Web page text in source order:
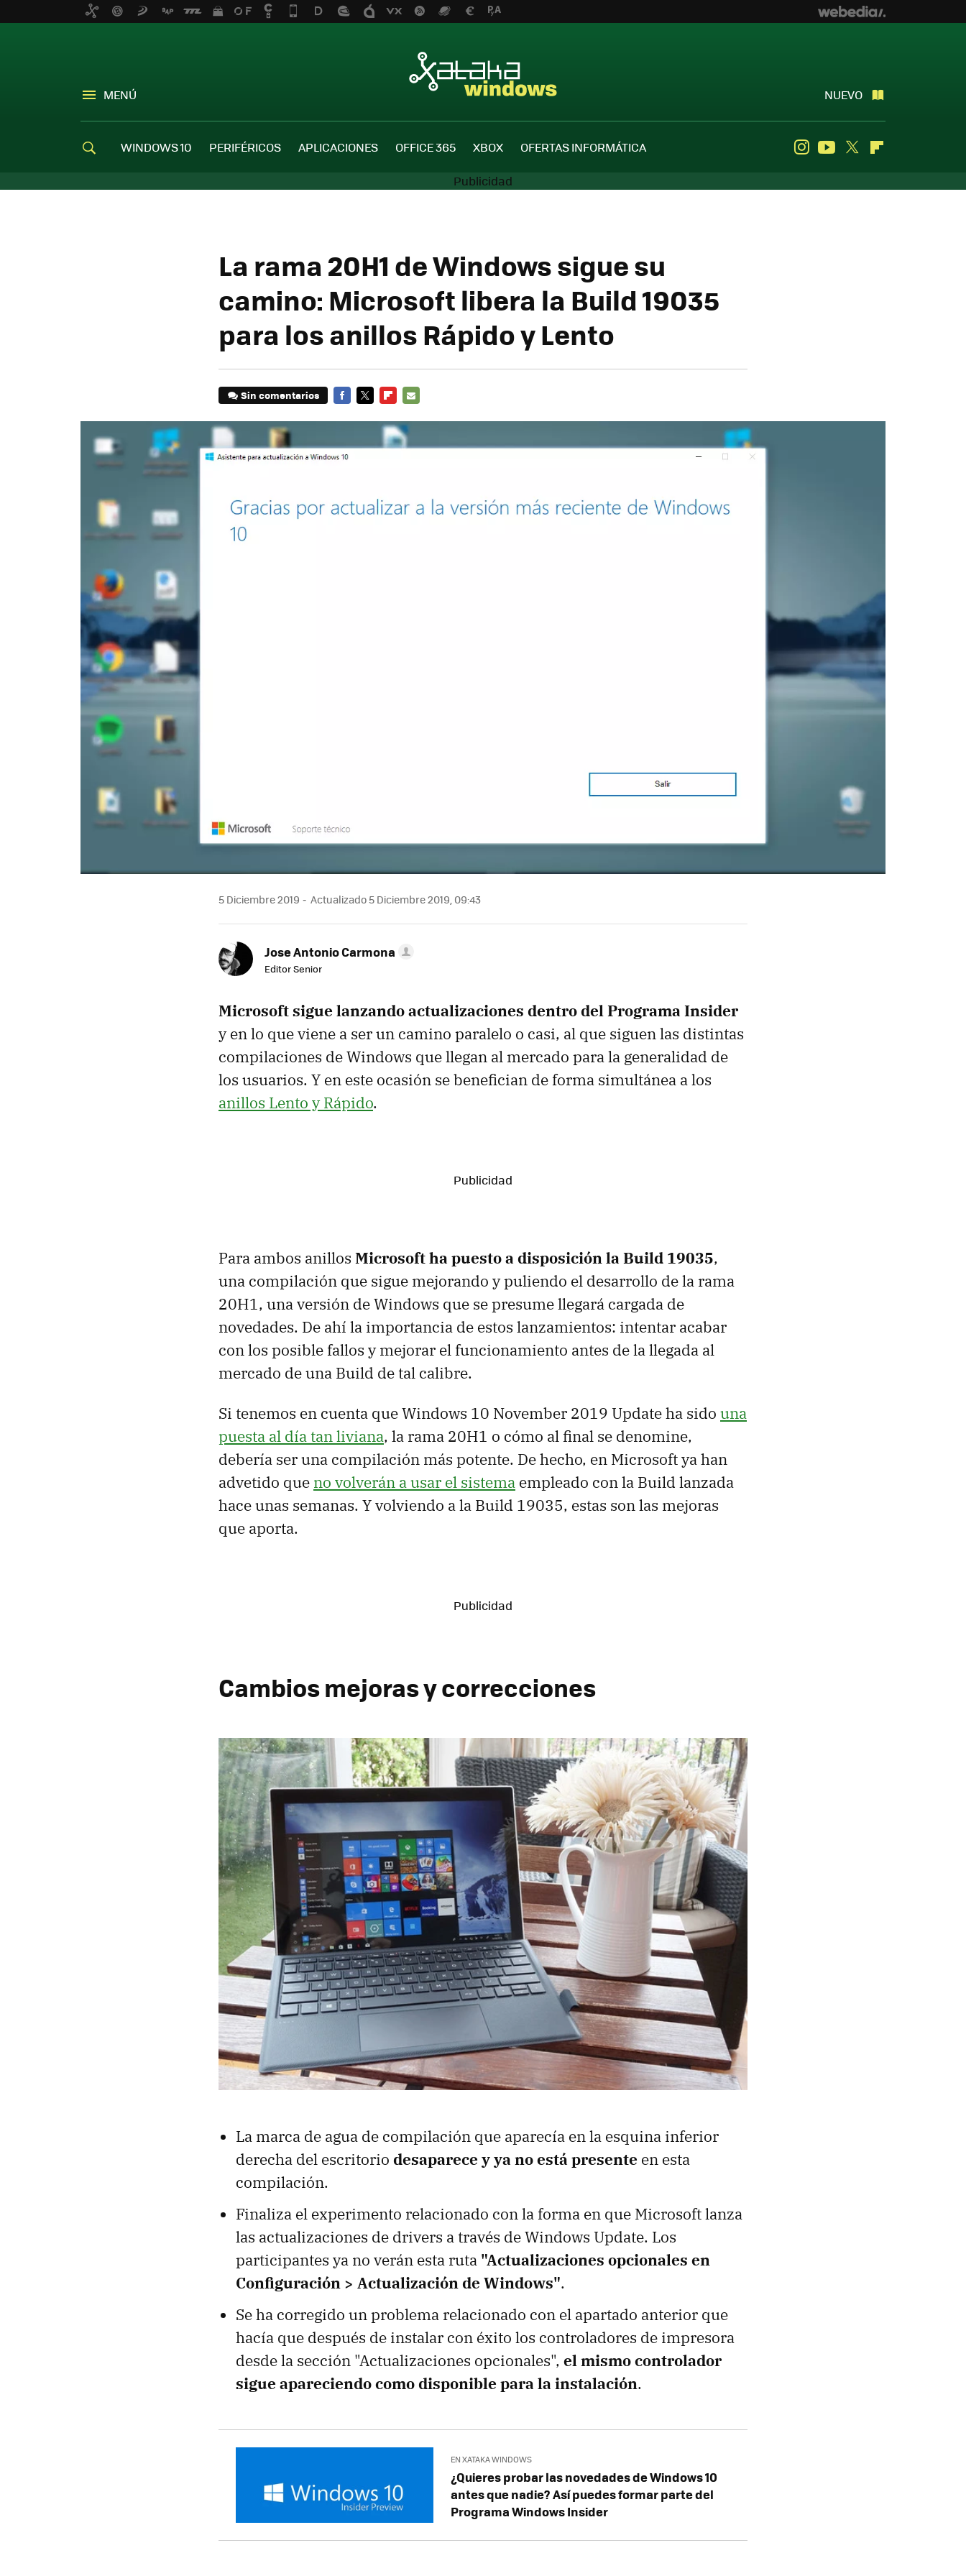
MENÚ NUEVO
WINDOWS 10 PERIFÉRICOS APLICACIONES OFFICE 365 XBOX OFERTAS INFORMÁTICA InstagramYoutube
Twitter
La rama 20H1 de Windows sigue su
camino: Microsoft libera la Build 19035
para los anillos Rápido y Lento
Sin comentarios
MAIL
5 Diciembre 2019 Actualizado 5 Diciembre 2019, 09:43
Jose Antonio Carmona
Editor Senior
Microsoft sigue lanzando actualizaciones dentro del Programa Insider
y en lo que viene a ser un camino paralelo o casi, al que siguen las distintas
compilaciones de Windows que llegan al mercado para la generalidad de
los usuarios. Y en este ocasión se benefician de forma simultánea a los
anillos Lento y Rápido.
Para ambos anillos Microsoft ha puesto a disposición la Build 19035,
una compilación que sigue mejorando y puliendo el desarrollo de la rama
20H1, una versión de Windows que se presume llegará cargada de
novedades. De ahí la importancia de estos lanzamientos: intentar acabar
con los posible fallos y mejorar el funcionamiento antes de la llegada al
mercado de una Build de tal calibre.
Si tenemos en cuenta que Windows 10 November 2019 Update ha sido una
puesta al día tan liviana, la rama 20H1 o cómo al final se denomine,
debería ser una compilación más potente. De hecho, en Microsoft ya han
advetido que no volverán a usar el sistema empleado con la Build lanzada
hace unas semanas. Y volviendo a la Build 19035, estas son las mejoras
que aporta.
Cambios mejoras y correcciones
La marca de agua de compilación que aparecía en la esquina inferior
derecha del escritorio desaparece y ya no está presente en esta
compilación.
Finaliza el experimento relacionado con la forma en que Microsoft lanza
las actualizaciones de drivers a través de Windows Update. Los
participantes ya no verán esta ruta "Actualizaciones opcionales en
Configuración > Actualización de Windows".
Se ha corregido un problema relacionado con el apartado anterior que
hacía que después de instalar con éxito los controladores de impresora
desde la sección "Actualizaciones opcionales", el mismo controlador
sigue apareciendo como disponible para la instalación.
EN XATAKA WINDOWS
¿Quieres probar las novedades de Windows 10
antes que nadie? Así puedes formar parte del
Programa Windows Insider